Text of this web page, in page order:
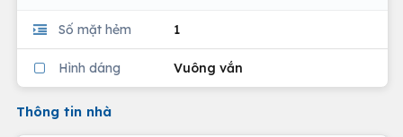
Số mặt hẻm 1
Hình dáng Vuông vắn
Thông tin nhà